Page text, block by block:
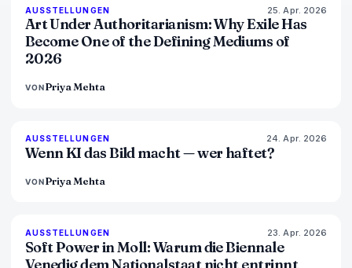
77% 64
AUSSTELLUNGEN 25. Apr. 2026
Art Under Authoritarianism: Why Exile Has
Become One of the Defining Mediums of
2026
VONPriya Mehta
76% 69
AUSSTELLUNGEN 24. Apr. 2026
Wenn KI das Bild macht — wer haftet?
VONPriya Mehta
78% 88
AUSSTELLUNGEN 23. Apr. 2026
Soft Power in Moll: Warum die Biennale